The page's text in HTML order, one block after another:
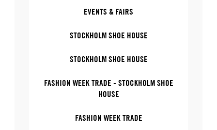
EVENTS & FAIRS
STOCKHOLM SHOE HOUSE
STOCKHOLM SHOE HOUSE
FASHION WEEK TRADE - STOCKHOLM SHOE
HOUSE
FASHION WEEK TRADE